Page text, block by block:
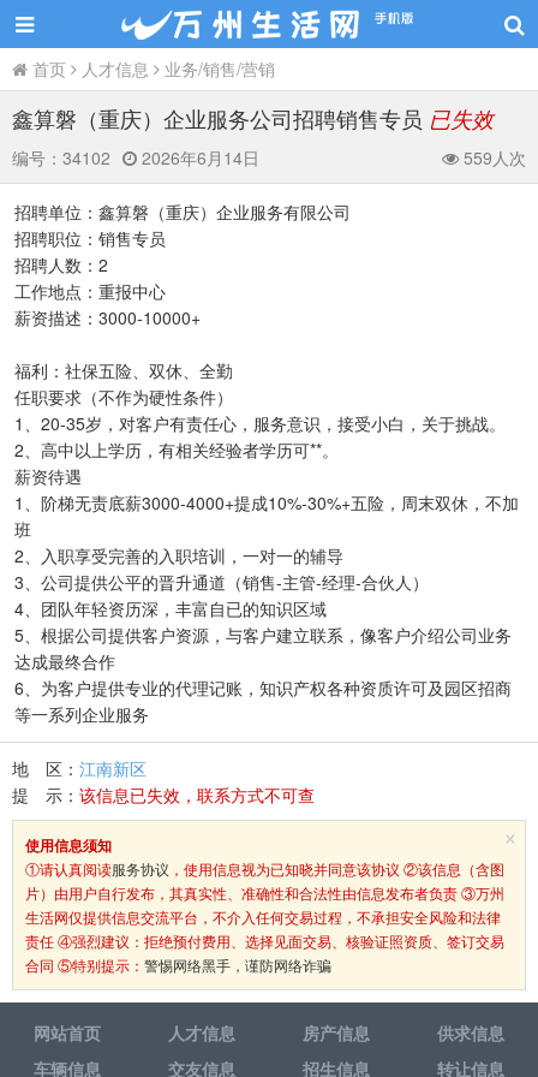
首页 人才信息 业务/销售/营销
鑫算磐（重庆）企业服务公司招聘销售专员 已失效
编号： 34102 2026年6月14日 559人次
招聘单位：鑫算磐（重庆）企业服务有限公司
招聘职位：销售专员
招聘人数：2
工作地点：重报中心
薪资描述：3000-10000+
福利：社保五险、双休、全勤
任职要求（不作为硬性条件）
1、20-35岁，对客户有责任心，服务意识，接受小白，关于挑战。
2、高中以上学历，有相关经验者学历可**。
薪资待遇
1、阶梯无责底薪3000-4000+提成10%-30%+五险，周末双休，不加
班
2、入职享受完善的入职培训，一对一的辅导
3、公司提供公平的晋升通道（销售-主管-经理-合伙人）
4、团队年轻资历深，丰富自已的知识区域
5、根据公司提供客户资源，与客户建立联系，像客户介绍公司业务
达成最终合作
6、为客户提供专业的代理记账，知识产权各种资质许可及园区招商
等一系列企业服务
地 区： 江南新区
提 示： 该信息已失效，联系方式不可查
×
使用信息须知
①请认真阅读服务协议 ，使用信息视为已知晓并同意该协议 ②该信息（含图
片）由用户自行发布，其真实性、准确性和合法性由信息发布者负责 ③万州
生活网仅提供信息交流平台，不介入任何交易过程，不承担安全风险和法律
责任 ④强烈建议：拒绝预付费用、选择见面交易、核验证照资质、签订交易
合同 ⑤特别提示： 警惕网络黑手，谨防网络诈骗
网站首页 人才信息 房产信息
供求信息
车辆信息
交友信息 招生信息 转让信息